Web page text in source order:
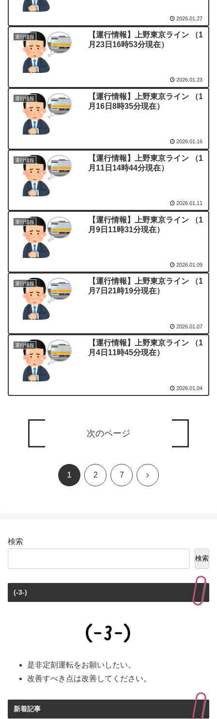
2026.01.27
運行情報
【運行情報】上野東京ライン （1
月23日16時53分現在）
2026.01.23
運行情報
【運行情報】上野東京ライン （1
月16日8時35分現在）
2026.01.16
運行情報
【運行情報】上野東京ライン （1
月11日14時44分現在）
2026.01.11
運行情報
【運行情報】上野東京ライン （1
月9日11時31分現在）
2026.01.09
運行情報
【運行情報】上野東京ライン （1
月7日21時19分現在）
2026.01.07
運行情報
【運行情報】上野東京ライン （1
月4日11時45分現在）
2026.01.04
次のページ
1 2 7 次
検索
検索
(-3-)
是非定刻運転をお願いしたい。
改善すべき点は改善してください。
新着記事